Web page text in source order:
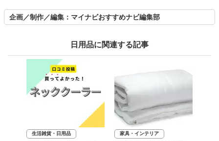
企画／制作／編集：マイナビおすすめナビ編集部
日用品に関連する記事
生活雑貨・日用品 家具・インテリア